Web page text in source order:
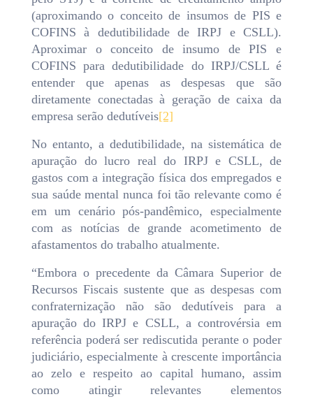
(aproximando o conceito de insumos de PIS e
COFINS à dedutibilidade de IRPJ e CSLL).
Aproximar o conceito de insumo de PIS e
COFINS para dedutibilidade do IRPJ/CSLL é
entender que apenas as despesas que são
diretamente conectadas à geração de caixa da
empresa serão dedutíveis[2]
No entanto, a dedutibilidade, na sistemática de
apuração do lucro real do IRPJ e CSLL, de
gastos com a integração física dos empregados e
sua saúde mental nunca foi tão relevante como é
em um cenário pós-pandêmico, especialmente
com as notícias de grande acometimento de
afastamentos do trabalho atualmente.
“Embora o precedente da Câmara Superior de
Recursos Fiscais sustente que as despesas com
confraternização não são dedutíveis para a
apuração do IRPJ e CSLL, a controvérsia em
referência poderá ser rediscutida perante o poder
judiciário, especialmente à crescente importância
ao zelo e respeito ao capital humano, assim
como atingir relevantes elementos